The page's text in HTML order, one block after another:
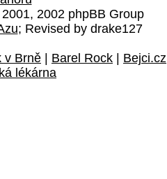
2002 phpBB Group
; Revised by drake127
v Brně Barel Rock
Bejci.cz
lékárna